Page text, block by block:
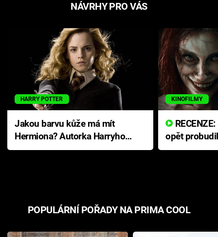
NÁVRHY PRO VÁS
HARRY POTTER
Jakou barvu kůže má mít
Hermiona? Autorka Harryho
Pottera přišla s ráznou
KINOFILMY
opět
přichází s
POPULÁRNÍ POŘADY NA PRIMA COOL